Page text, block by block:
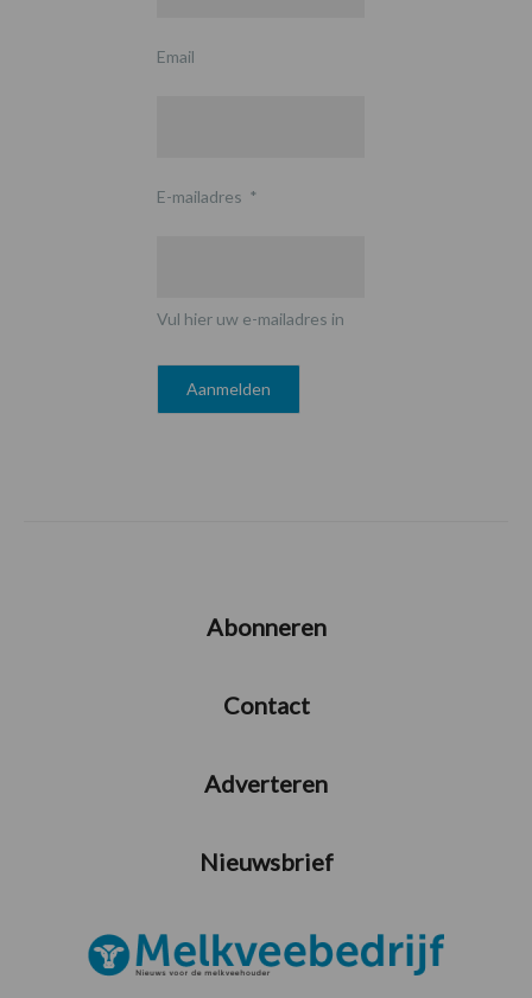
Email
E-mailadres *
Vul hier uw e-mailadres in
Abonneren
Contact
Adverteren
Nieuwsbrief